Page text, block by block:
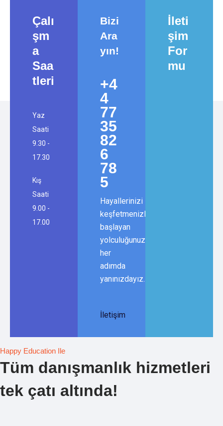
Çalı
şm
a
Saa
tleri
Yaz
Saati
9.30 -
17.30
Kış
Saati
9.00 -
17.00
Bizi
Ara
yın!
+4
4
77
35
82
6
78
5
Hayallerinizi
keşfetmenizle
başlayan
yolculuğunuzda,
her
adımda
yanınızdayız.
İletişim
İleti
şim
For
mu
Happy Education Ile
Tüm danışmanlık hizmetleri
tek çatı altında!